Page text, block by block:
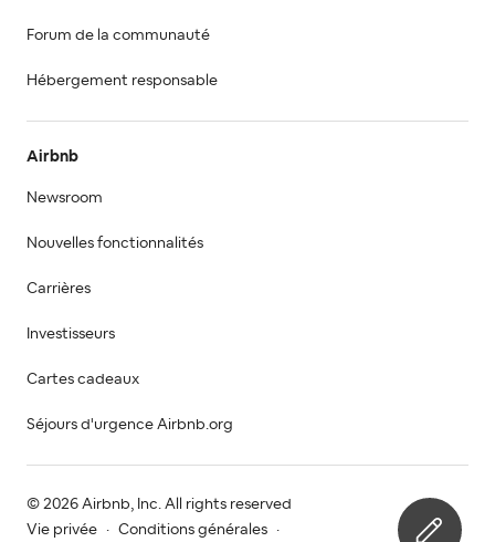
Forum de la communauté
Hébergement responsable
Airbnb
Newsroom
Nouvelles fonctionnalités
Carrières
Investisseurs
Cartes cadeaux
Séjours d'urgence Airbnb.org
© 2026 Airbnb, Inc. All rights reserved
Vie privée
· Conditions générales ·